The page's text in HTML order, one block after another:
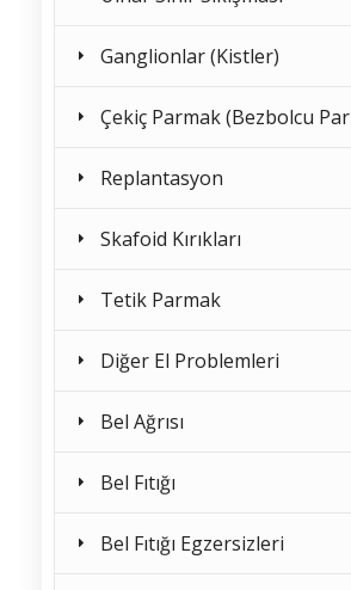
Ganglionlar (Kistler)
Çekiç Parmak (Bezbolcu
Replantasyon
Skafoid Kırıkları
Tetik Parmak
Diğer El Problemleri
Bel Ağrısı
Bel Fıtığı
Bel Fıtığı Egzersizleri